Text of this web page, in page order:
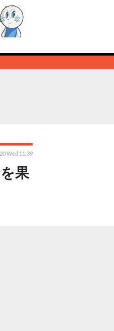
果
Wed 11:39